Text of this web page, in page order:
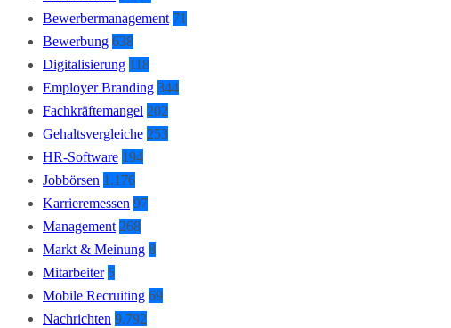
Bewerbermanagement 71
Bewerbung 638
Digitalisierung 118
Employer Branding 344
Fachkräftemangel 202
Gehaltsvergleiche 253
HR-Software 194
Jobbörsen 1.176
Karrieremessen 97
Management 268
Markt & Meinung 8
Mitarbeiter 5
Mobile Recruiting 69
Nachrichten 9.792